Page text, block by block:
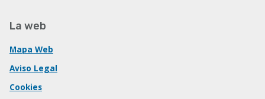
La web
Mapa Web
Aviso Legal
Cookies